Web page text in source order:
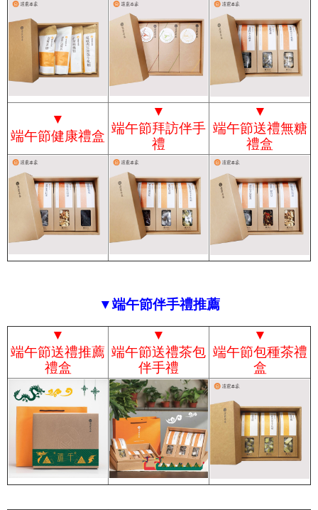
▼
端午節健康禮盒
▼
端午節拜訪伴手
禮
▼
端午節送禮無糖
禮盒
▼端午節伴手禮推薦
▼
端午節送禮推薦
禮盒
▼
端午節送禮茶包
伴手禮
▼
端午節包種茶禮
盒